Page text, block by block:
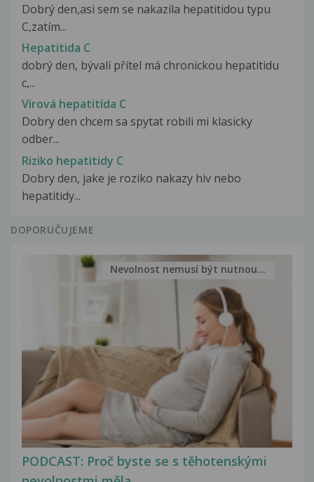
Dobrý den,asi sem se nakazila hepatitidou typu
C,zatím...
Hepatitida C
dobrý den, bývalí přítel má chronickou hepatitidu
c,...
Virová hepatitída C
Dobry den chcem sa spytat robili mi klasicky
odber...
Riziko hepatitidy C
Dobry den, jake je roziko nakazy hiv nebo
hepatitidy...
DOPORUČUJEME
PODCAST: Proč byste se s těhotenskými
Nevolnost nemusí být nutnou...